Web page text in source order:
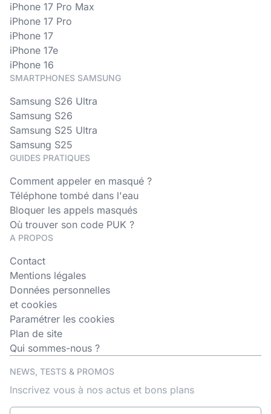
iPhone 17 Pro Max
iPhone 17 Pro
iPhone 17
iPhone 17e
iPhone 16
SMARTPHONES SAMSUNG
Samsung S26 Ultra
Samsung S26
Samsung S25 Ultra
Samsung S25
GUIDES PRATIQUES
Comment appeler en masqué ?
Téléphone tombé dans l'eau
Bloquer les appels masqués
Où trouver son code PUK ?
A PROPOS
Contact
Mentions légales
Données personnelles
et cookies
Paramétrer les cookies
Plan de site
Qui sommes-nous ?
NEWS, TESTS & PROMOS
Inscrivez vous à nos actus et bons plans